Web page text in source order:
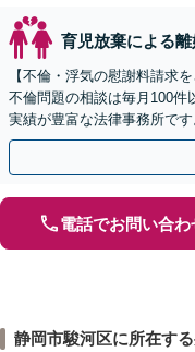
育児放棄による離
【不倫・浮気の慰謝料請求
不倫問題の相談は毎月100件
実績が豊富な法律事務所で
ご契約まで対応可/来所不要
電話でお問い合わ
静岡市駿河区に所在す